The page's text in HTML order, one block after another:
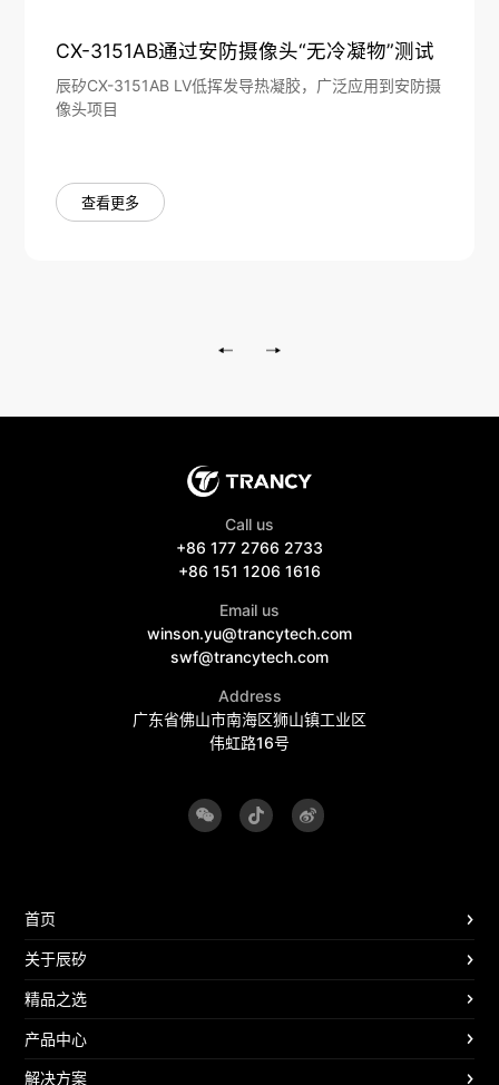
CX-3151AB通过安防摄像头“无冷凝物”测试
辰矽CX-3151AB LV低挥发导热凝胶，广泛应用到安防摄
像头项目
查看更多
Call us
+86 177 2766 2733
+86 151 1206 1616
Email us
winson.yu@trancytech.com
swf@trancytech.com
Address
广东省佛山市南海区狮山镇工业区
伟虹路16号
首页
关于辰矽
精品之选
产品中心
解决方案